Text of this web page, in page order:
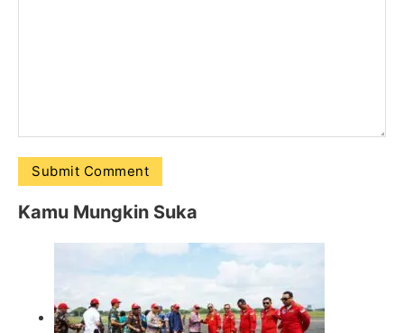
Kamu Mungkin Suka